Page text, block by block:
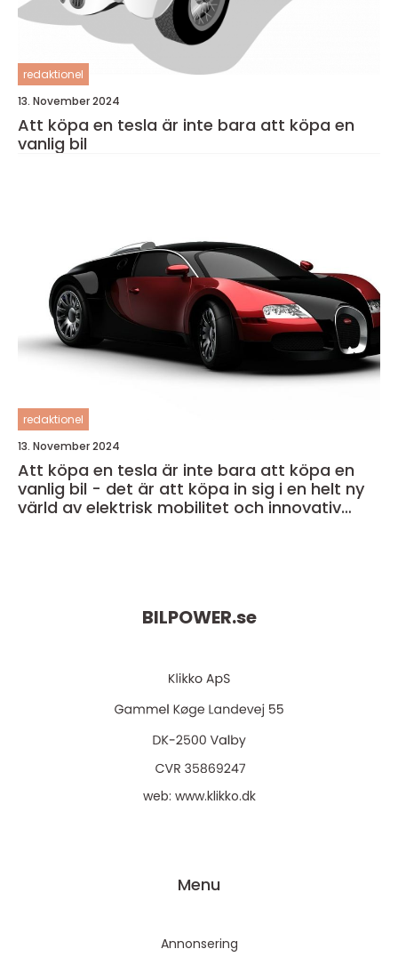
redaktionel
13. November 2024
Att köpa en tesla är inte bara att köpa en
vanlig bil
redaktionel
13. November 2024
Att köpa en tesla är inte bara att köpa en
vanlig bil - det är att köpa in sig i en helt ny
värld av elektrisk mobilitet och innovativ
BILPOWER.se
web: www.klikko.dk
Menu
Annonsering